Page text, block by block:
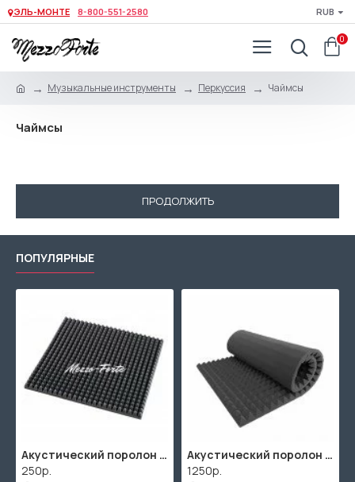
ЭЛЬ-МОНТЕ 8-800-551-2580 RUB
0
Музыкальные инструменты Перкуссия Чаймсы
Чаймсы
ПРОДОЛЖИТЬ
ПОПУЛЯРНЫЕ
Акустический поролон "Пирамида" / 480x480х30мм / Темно-серый
250р.
Акустический поролон "Пирамида" / 2000х1000мм
1250р.